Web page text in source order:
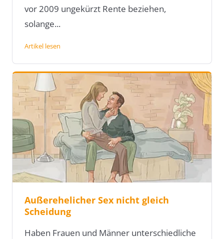
vor 2009 ungekürzt Rente beziehen,
solange...
Artikel lesen
Außerehelicher Sex nicht gleich
Scheidung
Haben Frauen und Männer unterschiedliche